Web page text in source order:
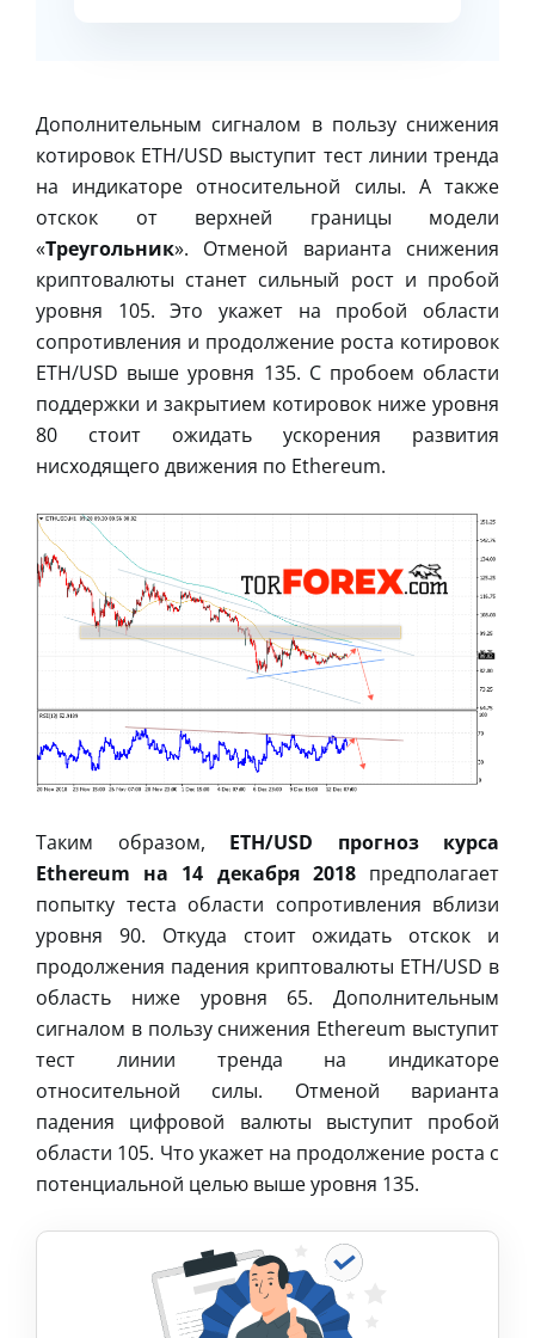
Дополнительным сигналом в пользу снижения
котировок ETH/USD выступит тест линии тренда
на индикаторе относительной силы. А также
отскок от верхней границы модели
«Треугольник». Отменой варианта снижения
криптовалюты станет сильный рост и пробой
уровня 105. Это укажет на пробой области
сопротивления и продолжение роста котировок
ETH/USD выше уровня 135. С пробоем области
поддержки и закрытием котировок ниже уровня
80 стоит ожидать ускорения развития
нисходящего движения по Ethereum.
Таким образом, ETH/USD прогноз курса
Ethereum на 14 декабря 2018предполагает
попытку теста области сопротивления вблизи
уровня 90. Откуда стоит ожидать отскок и
продолжения падения криптовалюты ETH/USD в
область ниже уровня 65. Дополнительным
сигналом в пользу снижения Ethereum выступит
тест линии тренда на индикаторе
относительной силы. Отменой варианта
падения цифровой валюты выступит пробой
области 105. Что укажет на продолжение роста с
потенциальной целью выше уровня 135.